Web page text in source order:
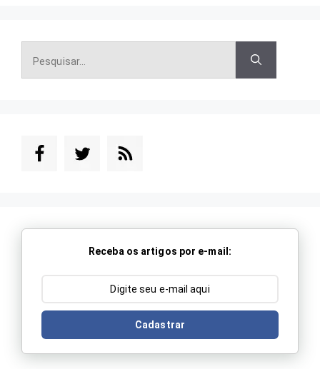
Pesquisar
por:
Receba os artigos por e-mail:
Cadastrar